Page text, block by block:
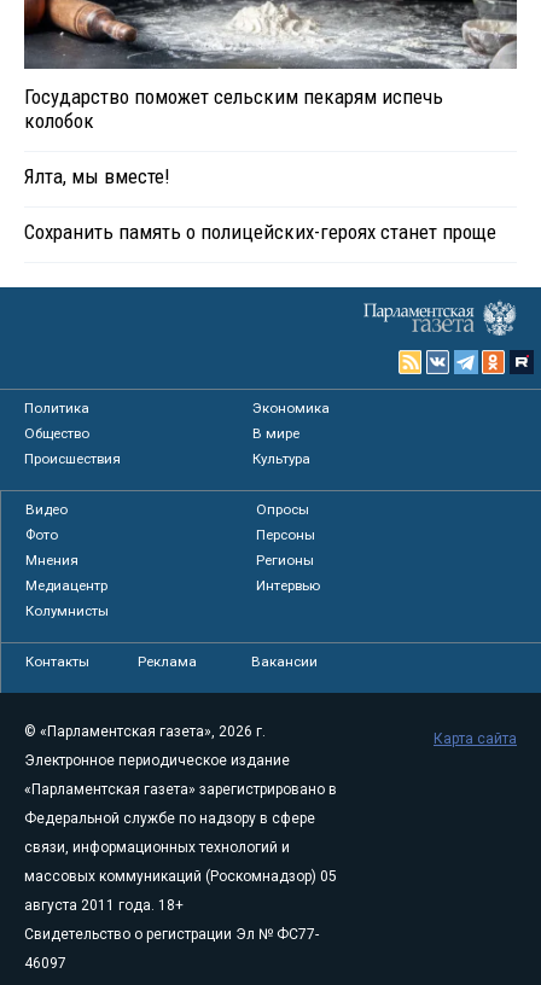
Государство поможет сельским пекарям испечь
колобок
Ялта, мы вместе!
Сохранить память о полицейских-героях станет проще
Политика
Экономика
Общество
В мире
Происшествия
Культура
Видео
Опросы
Фото
Персоны
Мнения
Регионы
Медиацентр
Интервью
Колумнисты
Контакты Реклама Вакансии
© «Парламентская газета», 2026 г.
Электронное периодическое издание
«Парламентская газета» зарегистрировано в
Федеральной службе по надзору в сфере
связи, информационных технологий и
массовых коммуникаций (Роскомнадзор) 05
августа 2011 года. 18+
Свидетельство о регистрации Эл № ФС77-
46097
Карта сайта